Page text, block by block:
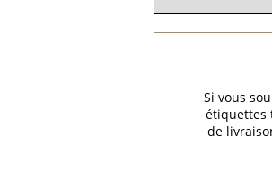
Si vous
étiquettes
de